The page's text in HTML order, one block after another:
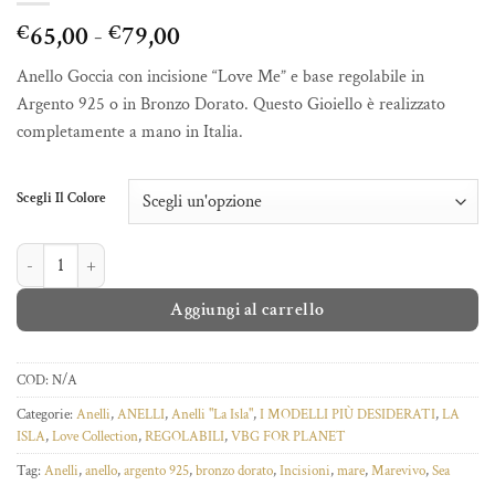
€65,00- €79,00Fascia
di
prezzo:
da
€65,00
€79,00
Anello Goccia con incisione “Love Me” e base regolabile in
Argento 925 o in Bronzo Dorato. Questo Gioiello è realizzato
completamente a mano in Italia.
Scegli Il Colore
ANELLO GOCCIA LOVE ME quantità
Aggiungi al carrello
COD: N/A
Categorie: Anelli,ANELLI,Anelli "La Isla",I MODELLI PIÙ DESIDERATI,LA
ISLA,Love Collection,REGOLABILI,VBG FOR PLANET
Tag: Anelli,anello,argento 925,bronzo dorato,Incisioni,mare,Marevivo,Sea